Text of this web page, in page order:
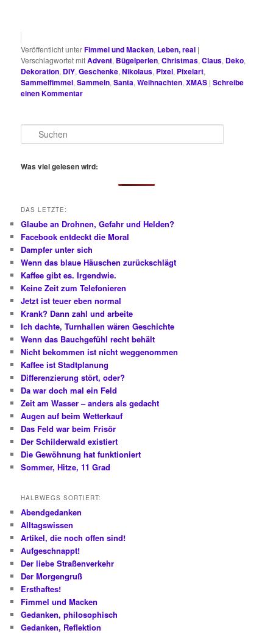
Veröffentlicht unterFimmel und Macken, Leben, real |
Verschlagwortet mitAdvent, Bügelperlen,Christmas,Claus, Deko,
Dekoration, DIY,Geschenke,Nikolaus, Pixel, Pixelart,
Sammelfimmel,Sammeln,Santa,Weihnachten,XMAS |Schreibe
einen Kommentar
u
h
Was viel gelesen wird:
DAS LETZTE:
Glaube an Drohnen, Gefahr und Helden?
Facebook entdeckt die Moral
Dampfer unter sich
Wenn das blaue Häuschen zurückschlägt
Kaffee gibt es. Irgendwie.
Keine Zeit zum Telefonieren
Jetzt ist teuer eben normal
Krank? Dann zahl und arbeite
Ich dachte, Turnhallen wären Geschichte
Wenn das Bauchgefühl recht behält
Nicht bekommen ist nicht weggenommen
Kaffee ist Stadtplanung
Differenzierung stört, oder?
Da war doch mal ein Feld
Zeit am Wasser – anders als gedacht
Augen auf beim Wetterkauf
Das Feld war beim Frisör
Der Schilderwald existiert
Die Gewöhnung hat funktioniert
Sommer, Hitze, 11 Grad
HALBWEGS SORTIERT:
Abendgedanken
Alltagswissen
Artikel, die noch offen sind!
Aufgeschnappt!
Der liebe Straßenverkehr
Der Morgengruß
Ersthaftes!
Fimmel und Macken
Gedanken, philosophisch
Gedanken, Reflektion